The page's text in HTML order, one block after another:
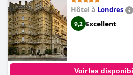
L'hôtel lui-même est décrit comme
caractéristiques d'accessibilité,
accessibles en fauteuil roulant, des
accessibles et des places de parking
handicapées avec des badges bleus.
espaces de l'hôtel sont notés comme
personnes handicapées avec un bon
Hôtel à Londres
9,2 Excellent
Voir les